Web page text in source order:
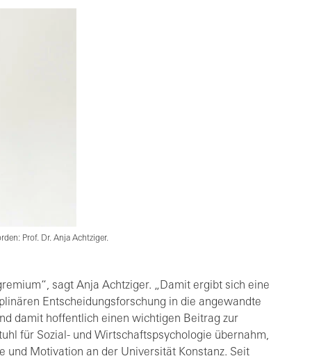
Prof. Dr. Anja Achtziger.
sagt Anja Achtziger. „Damit ergibt sich eine
Entscheidungsforschung in die angewandte
damit hoffentlich einen wichtigen Beitrag zur
für Sozial- und Wirtschaftspsychologie übernahm,
und Motivation an der Universität Konstanz. Seit